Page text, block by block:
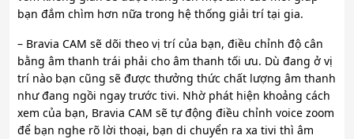
bạn đắm chìm hơn nữa trong hệ thống giải trí tại gia.
– Bravia CAM sẽ dõi theo vị trí của bạn, điều chỉnh độ cân
bằng âm thanh trái phải cho âm thanh tối ưu. Dù đang ở vị
trí nào bạn cũng sẽ được thưởng thức chất lượng âm thanh
như đang ngồi ngay trước tivi. Nhờ phát hiện khoảng cách
xem của bạn, Bravia CAM sẽ tự động điều chỉnh voice zoom
để bạn nghe rõ lời thoại, bạn di chuyển ra xa tivi thì âm